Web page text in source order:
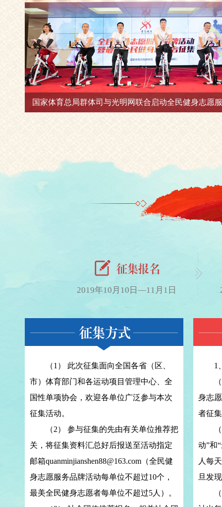
超燃！2019年全民健身日宣传片
2019年10月10日—11月1日
（1） 此次征集面向全国各省（区、
市）体育部门和各运动项目管理中心、全
国性单项协会，欢迎各单位广泛参与本次
征集活动。
（2） 参与征集的先由有关单位推荐把
关，将征集资料汇总好后报送至活动指定
邮箱quanminjianshen88@163.com（全民健
身志愿服务品牌活动每单位不超过10个，
最美全民健身志愿者每单位不超过5人）。
1、
（1
身志
者征
（2
动”和
人每
旦发
（3